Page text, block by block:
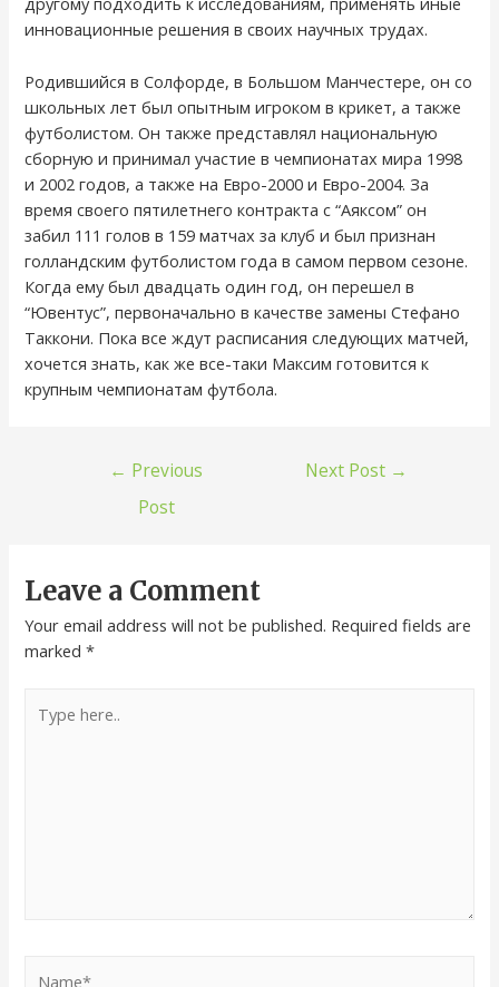
инновационные решения в своих научных трудах.
Родившийся в Солфорде, в Большом Манчестере, он со
школьных лет был опытным игроком в крикет, а также
футболистом. Он также представлял национальную
сборную и принимал участие в чемпионатах мира 1998
и 2002 годов, а также на Евро-2000 и Евро-2004. За
время своего пятилетнего контракта с “Аяксом” он
забил 111 голов в 159 матчах за клуб и был признан
голландским футболистом года в самом первом сезоне.
Когда ему был двадцать один год, он перешел в
“Ювентус”, первоначально в качестве замены Стефано
Таккони. Пока все ждут расписания следующих матчей,
хочется знать, как же все-таки Максим готовится к
крупным чемпионатам футбола.
← Previous
Post
Next Post →
Leave a Comment
Your email address will not be published. Required fields are
marked*